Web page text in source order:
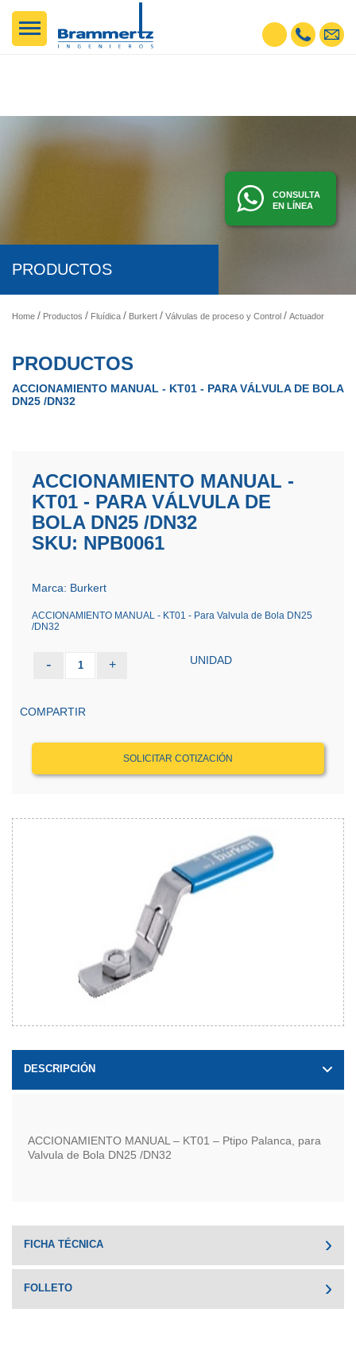
CONSULTA
EN LÍNEA
PRODUCTOS
Home Productos Fluídica Burkert Válvulas de proceso y Control Actuadores Manuales
PRODUCTOS
ACCIONAMIENTO MANUAL - KT01 - PARA VÁLVULA DE BOLA
DN25 /DN32
ACCIONAMIENTO MANUAL -
KT01 - PARA VÁLVULA DE
BOLA DN25 /DN32
SKU: NPB0061
Marca: Burkert
ACCIONAMIENTO MANUAL - KT01 - Para Valvula de Bola DN25
/DN32
- 1 + UNIDAD
COMPARTIR
SOLICITAR COTIZACIÓN
DESCRIPCIÓN
ACCIONAMIENTO MANUAL – KT01 – Ptipo Palanca, para
Valvula de Bola DN25 /DN32
FICHA TÉCNICA
FOLLETO